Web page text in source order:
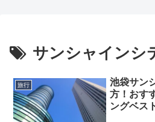
サンシャインシ
旅行
池袋サン
方！おす
ングベス